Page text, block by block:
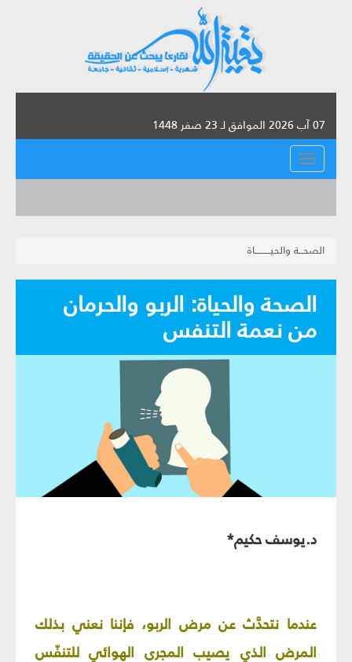
07 آب 2026 الموافق لـ 23 صفر 1448
القائمة
الصحـــة والحيــــــــــاة
الصحة والحياة: الربو والحرمان
من نعمة التنفس
د.يوسف حكيم*
عندما نتحدَّث عن مرض الربو، فإننا نعني بذلك
المرض الذي يصيب المجرى الهوائي للتنفّس